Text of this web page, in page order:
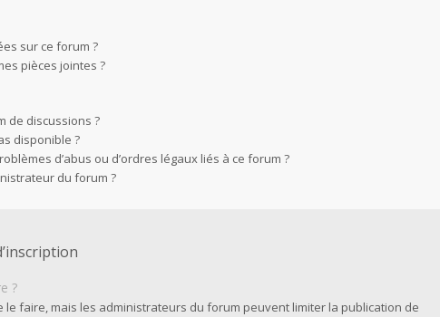
sur ce forum ?
pièces jointes ?
de discussions ?
disponible ?
d’abus ou d’ordres légaux liés à ce forum ?
du forum ?
?
le faire, mais les administrateurs du forum peuvent limiter la publication de